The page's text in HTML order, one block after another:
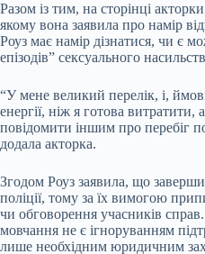
Разом із тим, на сторінці
якому вона заявила про намір
Роуз має намір дізнатися, чи є
епізодів” сексуального
“У мене великий перелік, і,
енергії, ніж я готова
повідомити іншим про перебіг
додала акторка.
Згодом Роуз заявила, що
поліції, тому за їх вимогою
чи обговорення учасників
мовчання не є ігноруванням
лише необхідним юридичним